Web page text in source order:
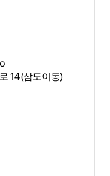
14 (삼도이동)